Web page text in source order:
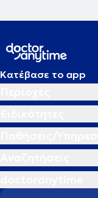
Κατέβασε το app